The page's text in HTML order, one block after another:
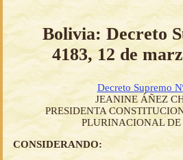
Bolivia: Decreto
4183, 12 de
Decreto Supremo
JEANINE ÁÑEZ
PRESIDENTA
PLURINACIONAL
CONSIDERANDO: